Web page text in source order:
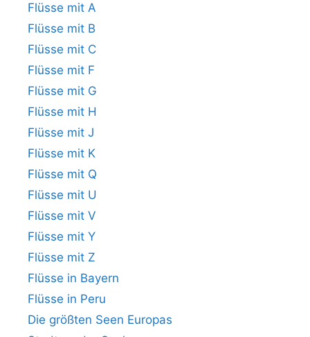
Flüsse mit A
Flüsse mit B
Flüsse mit C
Flüsse mit F
Flüsse mit G
Flüsse mit H
Flüsse mit J
Flüsse mit K
Flüsse mit Q
Flüsse mit U
Flüsse mit V
Flüsse mit Y
Flüsse mit Z
Flüsse in Bayern
Flüsse in Peru
Die größten Seen Europas